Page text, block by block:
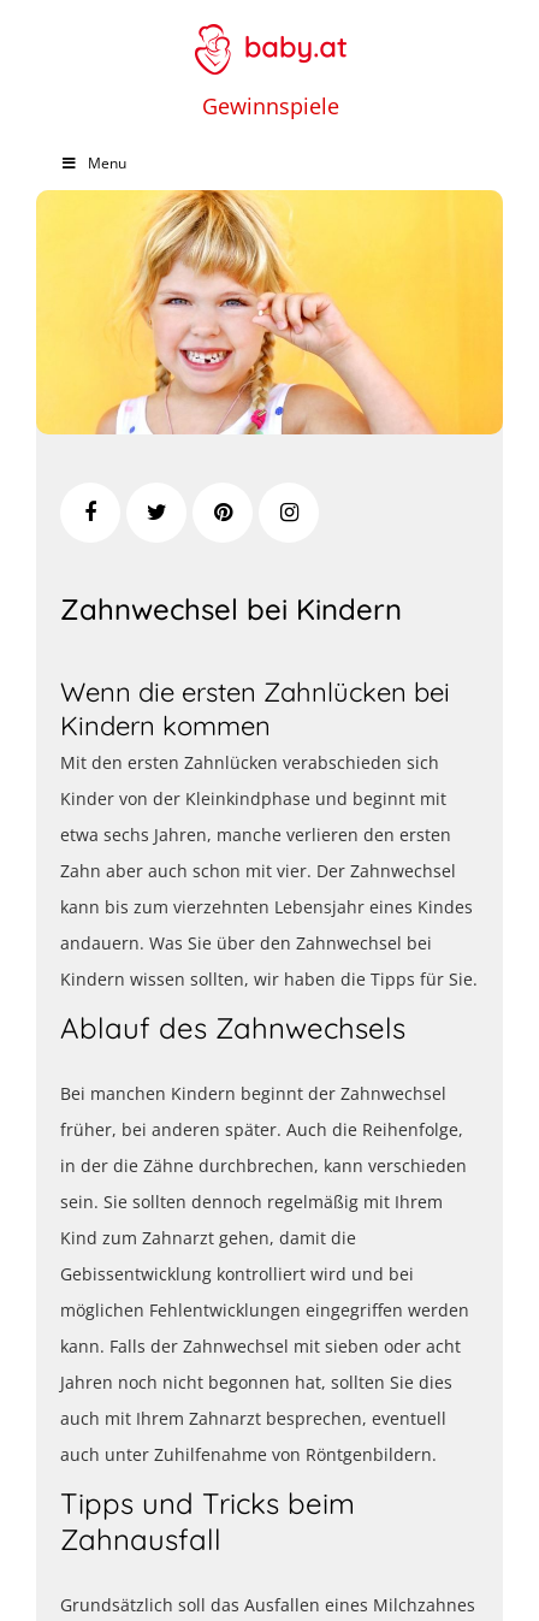
Gewinnspiele
Menu
Zahnwechsel bei Kindern
Wenn die ersten Zahnlücken bei
Kindern kommen
Mit den ersten Zahnlücken verabschieden sich
Kinder von der Kleinkindphase und beginnt mit
etwa sechs Jahren, manche verlieren den ersten
Zahn aber auch schon mit vier. Der Zahnwechsel
kann bis zum vierzehnten Lebensjahr eines Kindes
andauern. Was Sie über den Zahnwechsel bei
Kindern wissen sollten, wir haben die Tipps für Sie.
Ablauf des Zahnwechsels
Bei manchen Kindern beginnt der Zahnwechsel
früher, bei anderen später. Auch die Reihenfolge,
in der die Zähne durchbrechen, kann verschieden
sein. Sie sollten dennoch regelmäßig mit Ihrem
Kind zum Zahnarzt gehen, damit die
Gebissentwicklung kontrolliert wird und bei
möglichen Fehlentwicklungen eingegriffen werden
kann. Falls der Zahnwechsel mit sieben oder acht
Jahren noch nicht begonnen hat, sollten Sie dies
auch mit Ihrem Zahnarzt besprechen, eventuell
auch unter Zuhilfenahme von Röntgenbildern.
Tipps und Tricks beim
Zahnausfall
Grundsätzlich soll das Ausfallen eines Milchzahnes